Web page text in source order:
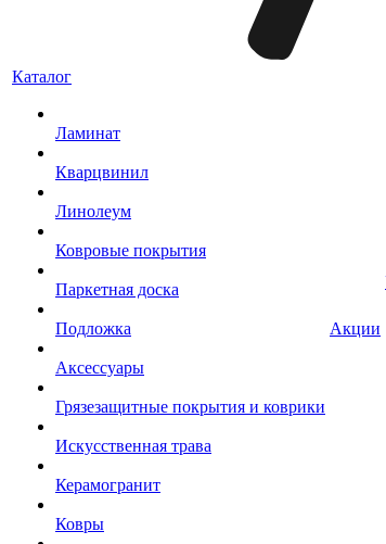
Каталог
Ламинат
Кварцвинил
Линолеум
Ковровые покрытия
Паркетная доска
Подложка
Аксессуары
Грязезащитные покрытия и коврики
Искусственная трава
Керамогранит
Ковры
Акции